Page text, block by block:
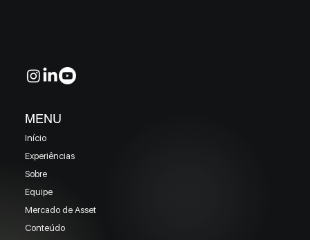
Início
Experiências
Sobre
Equipe
Mercado de Asset
Conteúdo
MENU